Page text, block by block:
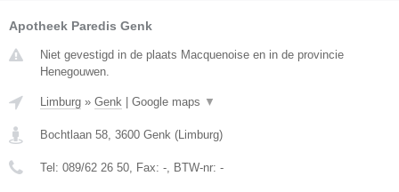
Apotheek Paredis Genk
Niet gevestigd in de plaats Macquenoise en in de provincie
Henegouwen.
Limburg » Genk | Google maps ▼
Bochtlaan 58 3600 Genk (Limburg)
Tel: 089/62 26 50 , Fax: - , BTW-nr: -